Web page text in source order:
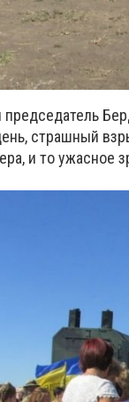
страшный
и то